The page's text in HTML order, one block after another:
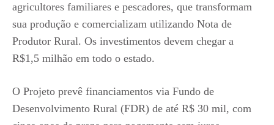
agricultores familiares e pescadores, que transformam
sua produção e comercializam utilizando Nota de
Produtor Rural. Os investimentos devem chegar a
R$1,5 milhão em todo o estado.
O Projeto prevê financiamentos via Fundo de
Desenvolvimento Rural (FDR) de até R$ 30 mil, com